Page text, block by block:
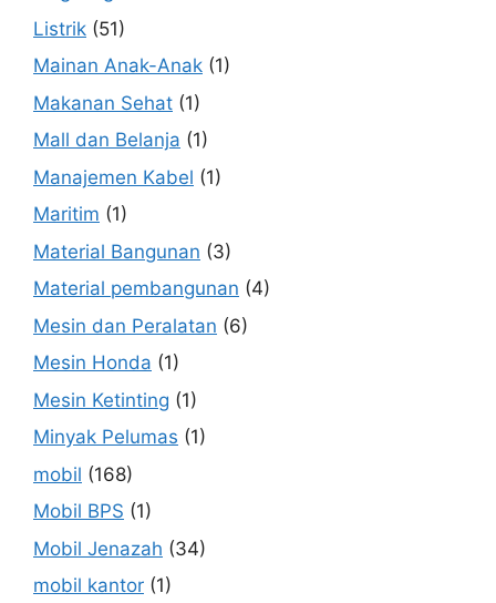
Listrik (51)
Mainan Anak-Anak (1)
Makanan Sehat (1)
Mall dan Belanja (1)
Manajemen Kabel (1)
Maritim (1)
Material Bangunan (3)
Material pembangunan (4)
Mesin dan Peralatan (6)
Mesin Honda (1)
Mesin Ketinting (1)
Minyak Pelumas (1)
mobil (168)
Mobil BPS (1)
Mobil Jenazah (34)
mobil kantor (1)